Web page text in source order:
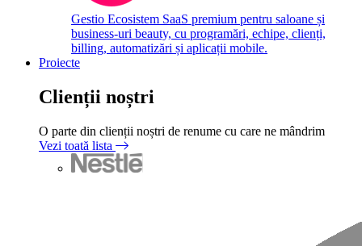
Gestio Ecosistem SaaS premium pentru saloane și
business-uri beauty, cu programări, echipe, clienți,
billing, automatizări și aplicații mobile.
Proiecte
Clienții noștri
O parte din clienții noștri de renume cu care ne mândrim
Vezi toată lista